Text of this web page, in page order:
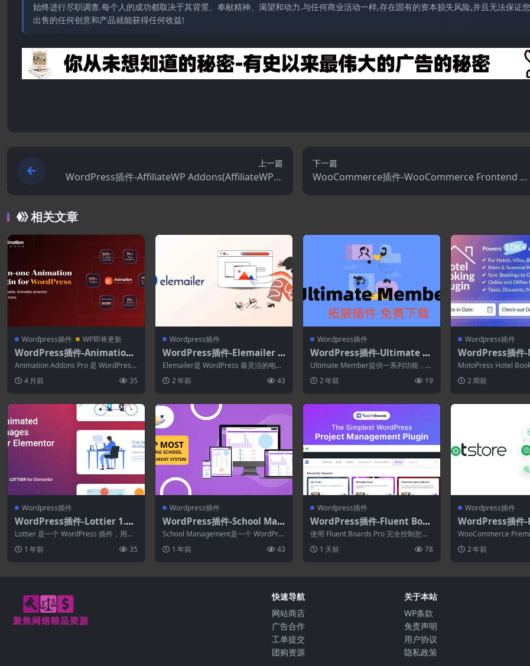
始终进行尽职调查.每个人的成功都取决于其背景、奉献精神、渴望和动力.与任何商业活动一样,存在固有的资本损失风险,并且无法保证
出售的任何创意和产品就能获得任何收益!
上一篇
WordPress插件-AffiliateWP Addons(AffiliateWP拓
展)
下一篇
WooCommerce插件-WooCommerce Frontend M
anager–Affiliate 1.2.7
相关文章
Wordpress插件 WP即将更新
WordPress插件-Animation
Addons for Elementor Pro
2.6.3–WordPress动画插件
Animation Addons Pro 是 WordPress
4 月前 35
Wordpress插件
WordPress插件-Elemailer 4.
1.7-WordPress Elementor
电子邮件模板生成器
Elemailer是 WordPress 最灵活的电子
2 年前 43
Wordpress插件
WordPress插件-Ultimate M
ember–Friends 2.2.7(Ultim
ate Member拓展)-会员Word
Press插件
Ultimate Member提供一系列功能，包
2 年前 19
Wordpress插件
WordPress插件
Hotel Booking
订WordPress插件
MotoPress Hotel
2 周前
Wordpress插件
WordPress插件-Lottier 1.1.
6–Elementor的Lottie动画图
像
Lottier 是一个 WordPress 插件，用于
1 年前 35
Wordpress插件
WordPress插件-School Man
agement 10.6.0–WordPress
的教育和学习管理系统
School Management是一个 WordPre
1 年前 43
Wordpress插件
WordPress插件-Fluent Boar
ds Pro 2.0.4–WordPress项目
管理插件
使用 Fluent Boards Pro 完全控制您的
1 天前 78
Wordpress插件
WordPress插件
e Charts Plugin
mmerce
WooCommerce
2 年前
快速导航
网站商店
广告合作
工单提交
团购资源
关于本站
WP条款
免责声明
用户协议
隐私政策